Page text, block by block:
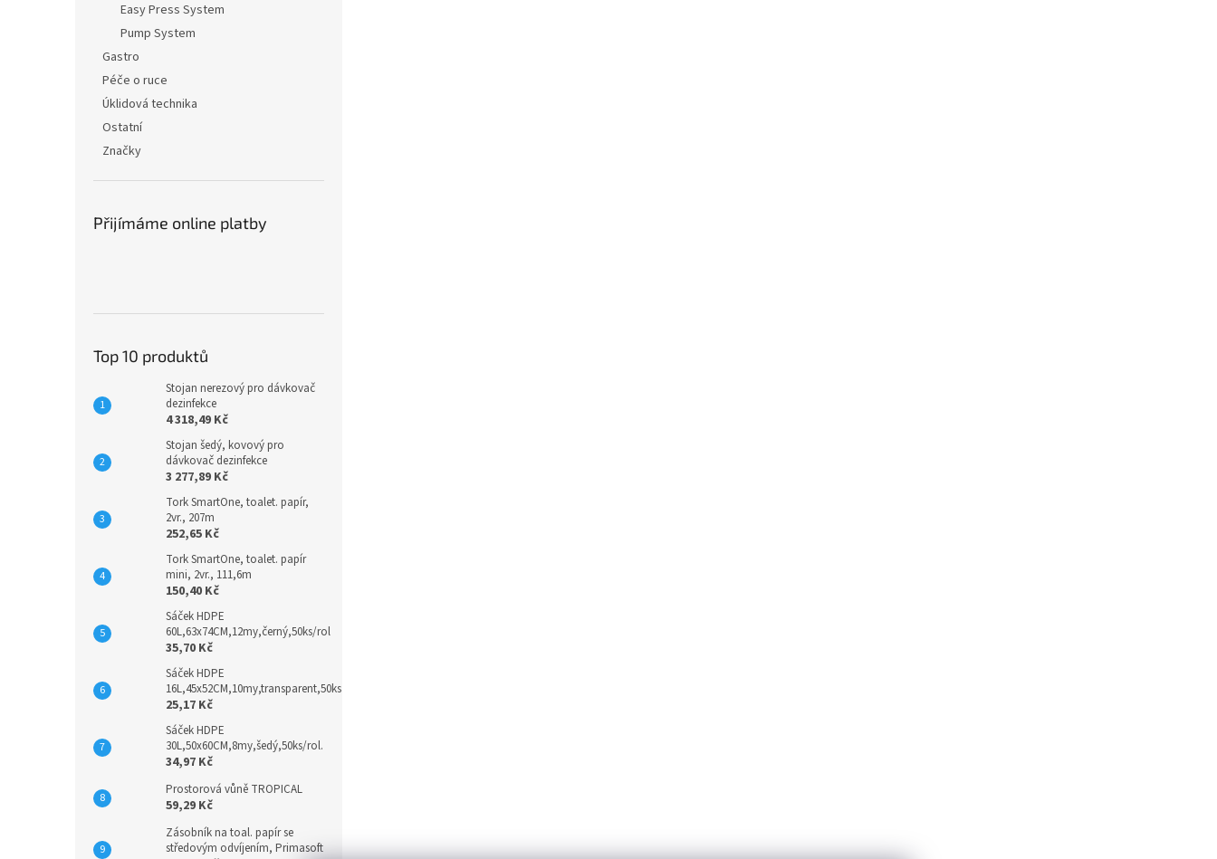
Easy Press System
Pump System
Gastro
Péče o ruce
Úklidová technika
Ostatní
Značky
Přijímáme online platby
Top 10 produktů
Stojan nerezový pro dávkovač
dezinfekce
4 318,49 Kč
Stojan šedý, kovový pro
dávkovač dezinfekce
3 277,89 Kč
Tork SmartOne, toalet. papír,
2vr., 207m
252,65 Kč
Tork SmartOne, toalet. papír
mini, 2vr., 111,6m
150,40 Kč
Sáček HDPE
60L,63x74CM,12my,černý,50ks/rol
35,70 Kč
Sáček HDPE
16L,45x52CM,10my,transparent,50ks
25,17 Kč
Sáček HDPE
30L,50x60CM,8my,šedý,50ks/rol.
34,97 Kč
Prostorová vůně TROPICAL
59,29 Kč
Zásobník na toal. papír se
středovým odvíjením, Primasoft